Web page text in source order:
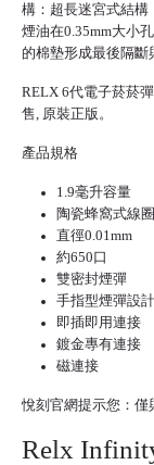
構：超長迷宮式結構
煙油在0.35mm大小
的棉墊形成最後隔斷
RELX 6代電子菸菸彈
售, 原裝正版。
產品規格
1.9毫升容量
陶瓷蜂窩式線圈
直徑0.01mm
約650口
雙密封煙彈
手指型煙彈設計
即插即用連接
鍍金專有連接
磁連接
悅刻官網提示您：僅
Relx